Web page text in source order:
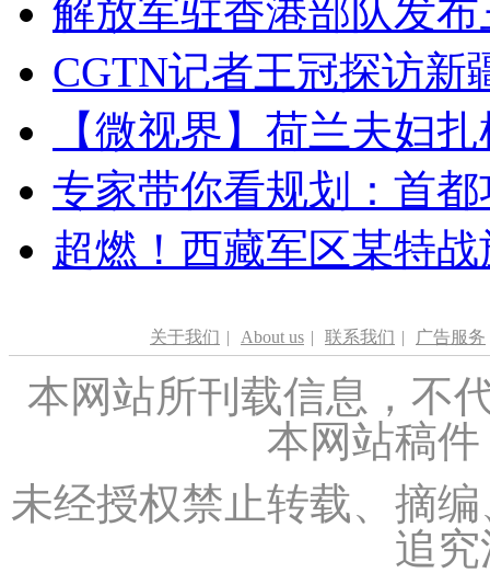
解放军驻香港部队发
CGTN记者王冠探访新
【微视界】荷兰夫妇
专家带你看规划：首
超燃！西藏军区某特
关于我们 | About us | 联系我们 | 广告服务
本网站所刊载信息，不
本网站稿
未经授权禁止转载、摘
追